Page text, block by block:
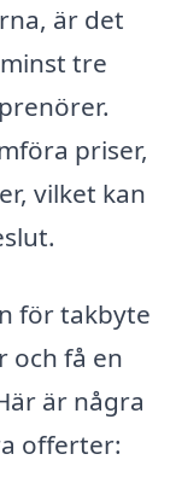
är det
tre
priser,
vilket kan
för takbyte
och få en
är några
offerter: